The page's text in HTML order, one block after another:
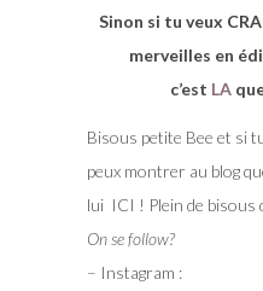
Sinon si tu veux
merveilles en
c’est LA
Bisous petite Bee et si
peux montrer au blog
lui ICI ! Plein de bisous
On se follow?
– Instagram :